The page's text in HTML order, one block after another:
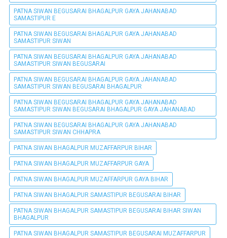
PATNA SIWAN BEGUSARAI BHAGALPUR GAYA JAHANABAD
SAMASTIPUR E
PATNA SIWAN BEGUSARAI BHAGALPUR GAYA JAHANABAD
SAMASTIPUR SIWAN
PATNA SIWAN BEGUSARAI BHAGALPUR GAYA JAHANABAD
SAMASTIPUR SIWAN BEGUSARAI
PATNA SIWAN BEGUSARAI BHAGALPUR GAYA JAHANABAD
SAMASTIPUR SIWAN BEGUSARAI BHAGALPUR
PATNA SIWAN BEGUSARAI BHAGALPUR GAYA JAHANABAD
SAMASTIPUR SIWAN BEGUSARAI BHAGALPUR GAYA JAHANABAD
PATNA SIWAN BEGUSARAI BHAGALPUR GAYA JAHANABAD
SAMASTIPUR SIWAN CHHAPRA
PATNA SIWAN BHAGALPUR MUZAFFARPUR BIHAR
PATNA SIWAN BHAGALPUR MUZAFFARPUR GAYA
PATNA SIWAN BHAGALPUR MUZAFFARPUR GAYA BIHAR
PATNA SIWAN BHAGALPUR SAMASTIPUR BEGUSARAI BIHAR
PATNA SIWAN BHAGALPUR SAMASTIPUR BEGUSARAI BIHAR SIWAN
BHAGALPUR
PATNA SIWAN BHAGALPUR SAMASTIPUR BEGUSARAI MUZAFFARPUR